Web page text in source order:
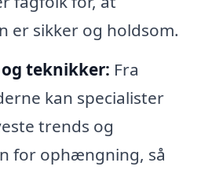
er sikker og holdsom.
teknikker: Fra
kan specialister
trends og
for ophængning, så